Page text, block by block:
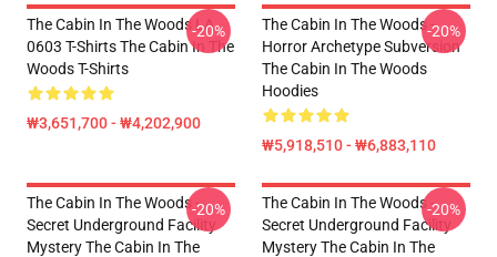
The Cabin In The Woods LA
0603 T-Shirts The Cabin In The
Woods T-Shirts
₩3,651,700 - ₩4,202,900
-20%
The Cabin In The Woods -
Horror Archetype Subversion
The Cabin In The Woods
Hoodies
₩5,918,510 - ₩6,883,110
-20%
The Cabin In The Woods -
Secret Underground Facility
Mystery The Cabin In The
-20%
The Cabin In The Woods -
Secret Underground Facility
Mystery The Cabin In The
-20%